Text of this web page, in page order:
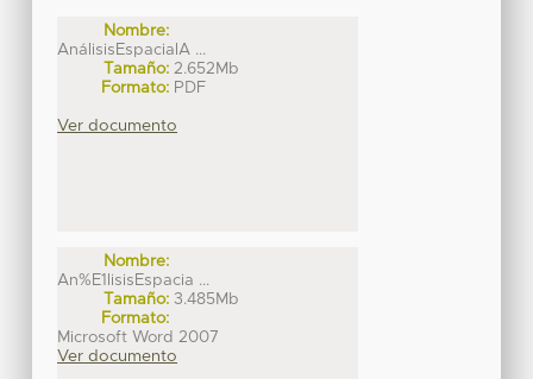
Nombre:
AnálisisEspacialA ...
Tamaño: 2.652Mb
Formato: PDF
Ver documento
Nombre:
An%E1lisisEspacia ...
Tamaño: 3.485Mb
Formato:
Microsoft Word 2007
Ver documento